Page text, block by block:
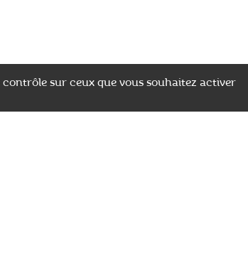
contrôle sur ceux que vous souhaitez activer